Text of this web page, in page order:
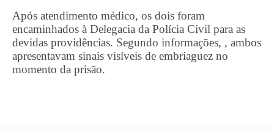
Após atendimento médico, os dois foram
encaminhados à Delegacia da Polícia Civil para as
devidas providências. Segundo informações, , ambos
apresentavam sinais visíveis de embriaguez no
momento da prisão.